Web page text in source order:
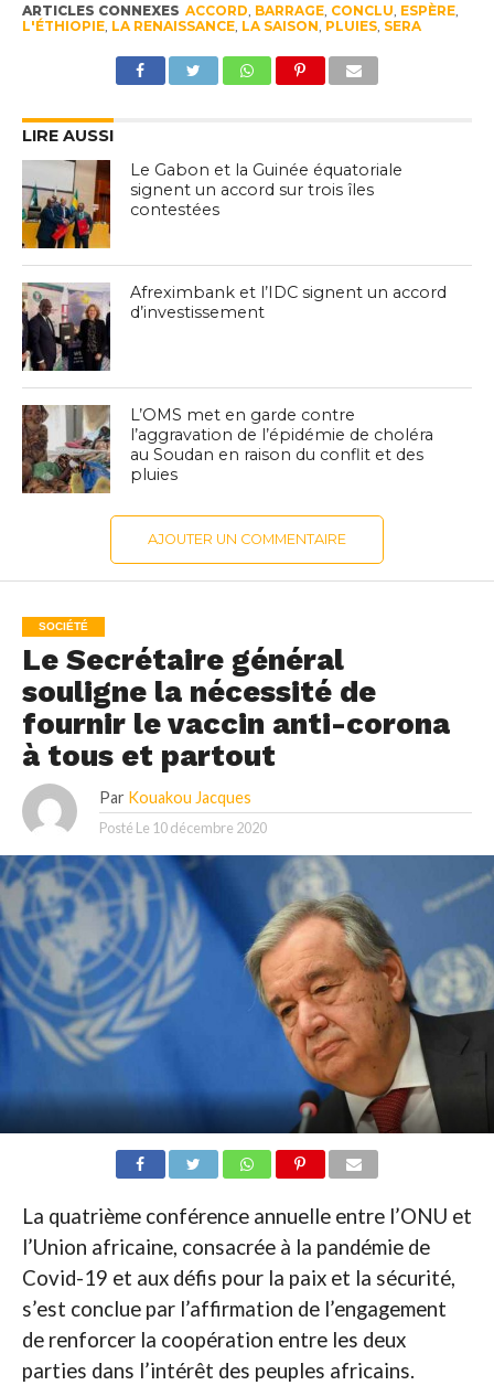
ARTICLES CONNEXES ACCORD BARRAGE, CONCLU ESPÈRE,
L'ÉTHIOPIE, LA RENAISSANCE, LA SAISON PLUIES, SERA
LIRE AUSSI
Le Gabon et la Guinée équatoriale
signent un accord sur trois îles
contestées
Afreximbank et l’IDC signent un accord
d’investissement
L’OMS met en garde contre
l’aggravation de l’épidémie de choléra
au Soudan en raison du conflit et des
pluies
AJOUTER UN COMMENTAIRE
SOCIÉTÉ
Le Secrétaire général
souligne la nécessité de
fournir le vaccin anti-corona
à tous et partout
Par Kouakou Jacques
Posté Le 10 décembre 2020
La quatrième conférence annuelle entre l’ONU et
l’Union africaine, consacrée à la pandémie de
Covid-19 et aux défis pour la paix et la sécurité,
s’est conclue par l’affirmation de l’engagement
de renforcer la coopération entre les deux
parties dans l’intérêt des peuples africains.